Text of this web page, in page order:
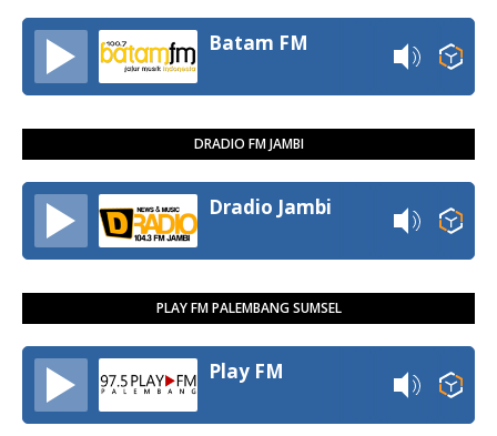
Batam FM
DRADIO FM JAMBI
Dradio Jambi
PLAY FM PALEMBANG SUMSEL
Play FM